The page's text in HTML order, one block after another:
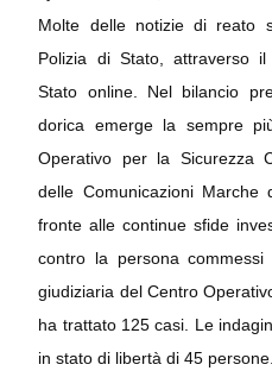
Molte delle notizie di reato
Polizia di Stato, attraverso
Stato online. Nel bilancio
dorica emerge la sempre
Operativo per la Sicurezza
delle Comunicazioni
fronte alle continue sfide
contro la persona
giudiziaria del Centro
ha trattato 125 casi. Le
in stato di libertà di 45 persone.